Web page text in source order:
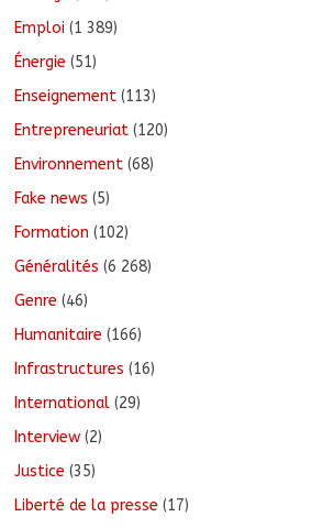
Emploi (1 389)
Énergie (51)
Enseignement (113)
Entrepreneuriat (120)
Environnement (68)
Fake news (5)
Formation (102)
Généralités (6 268)
Genre (46)
Humanitaire (166)
Infrastructures (16)
International (29)
Interview (2)
Justice (35)
Liberté de la presse (17)